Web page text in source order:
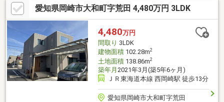
愛知県岡崎市大和町字荒田 4,480万円 3LDK
4,480万円
間取り 3LDK
建物面積102.28m2
土地面積138.86m2
築年月 2021年3月(築5年6ヶ月)
ＪＲ東海道本線 西岡崎駅 徒歩13分
愛知県岡崎市大和町字荒田